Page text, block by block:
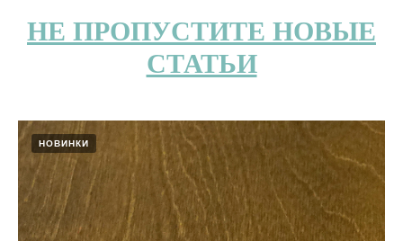
НЕ ПРОПУСТИТЕ НОВЫЕ
СТАТЬИ
НОВИНКИ